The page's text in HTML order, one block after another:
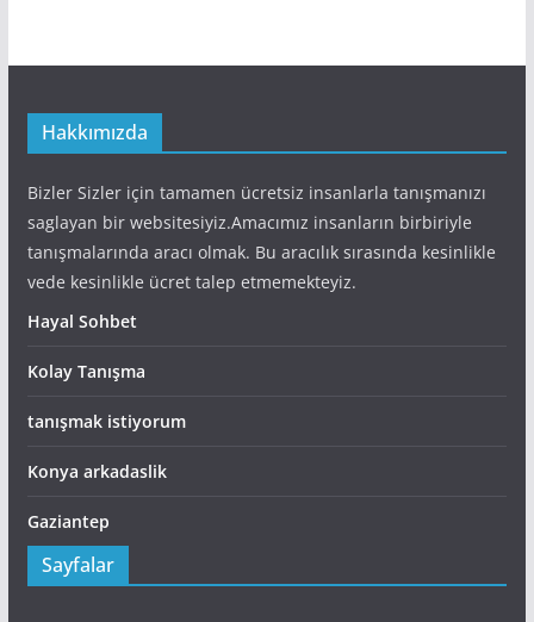
Hakkımızda
Bizler Sizler için tamamen ücretsiz insanlarla tanışmanızı
saglayan bir websitesiyiz.Amacımız insanların birbiriyle
tanışmalarında aracı olmak. Bu aracılık sırasında kesinlikle
vede kesinlikle ücret talep etmemekteyiz.
Hayal Sohbet
Kolay Tanışma
tanışmak istiyorum
Konya arkadaslik
Gaziantep
Sayfalar